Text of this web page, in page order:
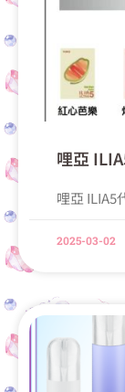
哩亞
哩亞 ILIA5
2025-03-02